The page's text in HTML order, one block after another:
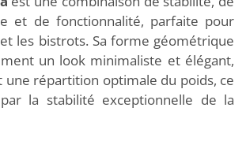
et de fonctionnalité, parfaite pour
les bistrots. Sa forme géométrique
un look minimaliste et élégant,
une répartition optimale du poids, ce
la stabilité exceptionnelle de la